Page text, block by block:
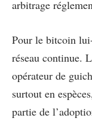
arbitrage
Pour le bitcoin
réseau continue.
opérateur de
surtout en
partie de